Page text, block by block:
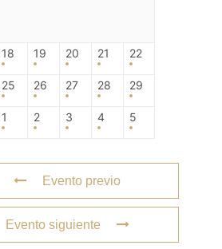
18 19 20 21 22
25 26 27 28 29
1 2 3 4 5
Evento previo
Evento siguiente